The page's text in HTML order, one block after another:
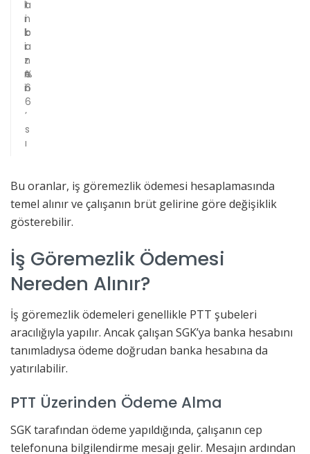
l
ı
k
i
z
n
i
a
n
c
ı
n
%
6
6
’
s
ı
t
i
b
a
r
e
n
Bu oranlar, iş göremezlik ödemesi hesaplamasında
temel alınır ve çalışanın brüt gelirine göre değişiklik
gösterebilir.
İş Göremezlik Ödemesi
Nereden Alınır?
İş göremezlik ödemeleri genellikle PTT şubeleri
aracılığıyla yapılır. Ancak çalışan SGK’ya banka hesabını
tanımladıysa ödeme doğrudan banka hesabına da
yatırılabilir.
PTT Üzerinden Ödeme Alma
SGK tarafından ödeme yapıldığında, çalışanın cep
telefonuna bilgilendirme mesajı gelir. Mesajın ardından